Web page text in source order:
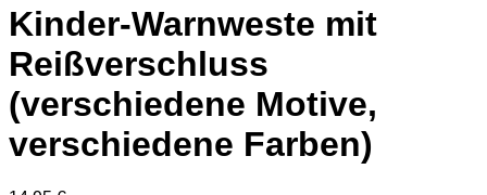
Kinder-Warnweste mit
Reißverschluss
(verschiedene Motive,
verschiedene Farben)